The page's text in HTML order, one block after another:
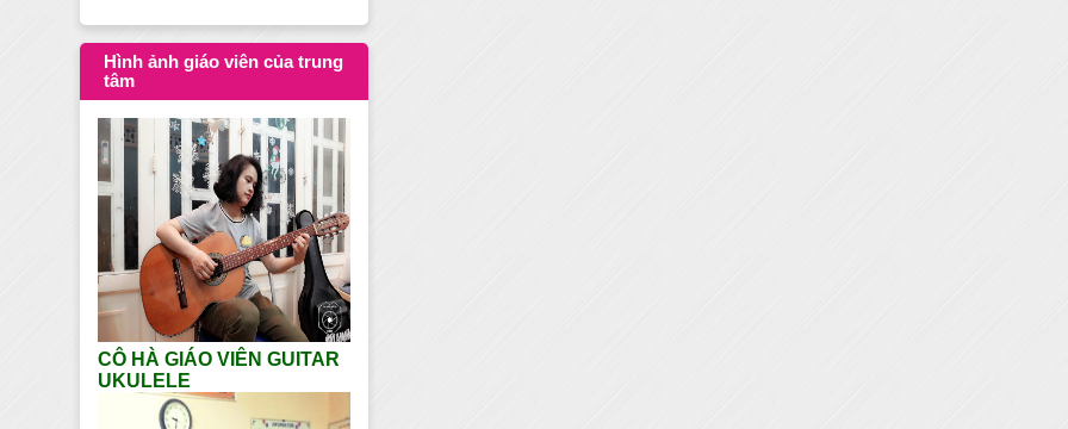
Hình ảnh giáo viên của trung
tâm
CÔ HÀ GIÁO VIÊN GUITAR
UKULELE